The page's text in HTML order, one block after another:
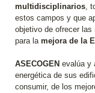
multidisciplinarios,
estos campos y que
objetivo de ofrecer
para la mejora de la
ASECOGEN evalúa y
energética de sus
consumir, de los